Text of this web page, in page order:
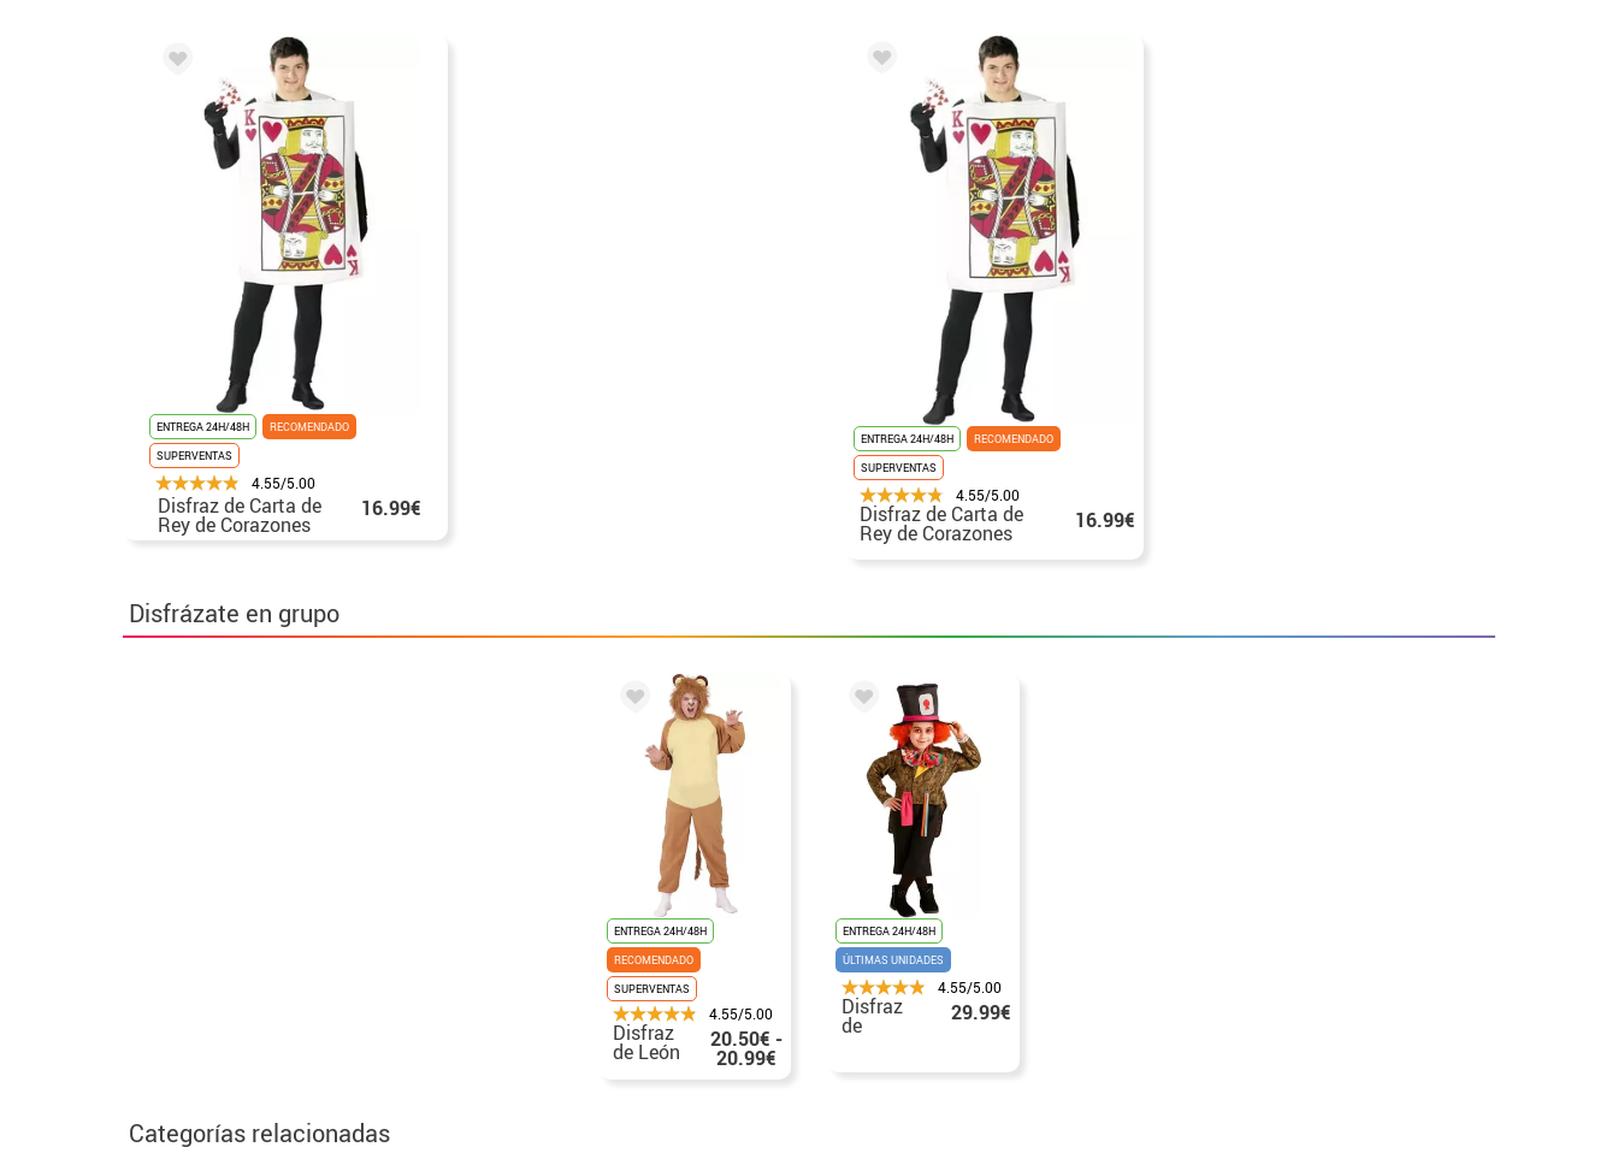
ENTREGA 24H/48H
RECOMENDADO
SUPERVENTAS
4.55/5.00
Disfraz de Carta de
Rey de Corazones
para adultos
16.99€
ENTREGA 24H/48H
RECOMENDADO
SUPERVENTAS
4.55/5.00
Disfraz de Carta de
Rey de Corazones
para adultos
16.99€
Disfrázate en grupo
ENTREGA 24H/48H
RECOMENDADO
SUPERVENTAS
4.55/5.00
Disfraz
de León
hombre
20.50€ -
20.99€
ENTREGA 24H/48H
ÚLTIMAS UNIDADES
4.55/5.00
Disfraz
de
para
29.99€
Categorías relacionadas